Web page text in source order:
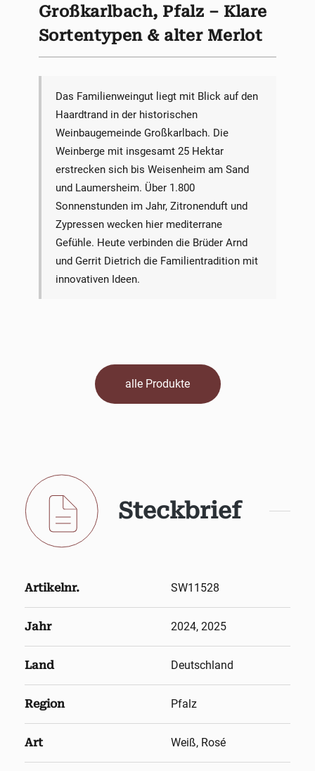
Großkarlbach, Pfalz – Klare
Sortentypen & alter Merlot
Das Familienweingut liegt mit Blick auf den
Haardtrand in der historischen
Weinbaugemeinde Großkarlbach. Die
Weinberge mit insgesamt 25 Hektar
erstrecken sich bis Weisenheim am Sand
und Laumersheim. Über 1.800
Sonnenstunden im Jahr, Zitronenduft und
Zypressen wecken hier mediterrane
Gefühle. Heute verbinden die Brüder Arnd
und Gerrit Dietrich die Familientradition mit
innovativen Ideen.
alle Produkte
Steckbrief
Artikelnr. SW11528
Jahr 2024, 2025
Land Deutschland
Region Pfalz
Art Weiß, Rosé